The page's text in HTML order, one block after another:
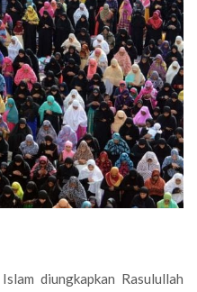
diungkapkan Rasulullah